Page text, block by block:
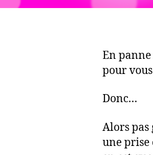
En
pour
Donc…
Alors pas
une prise